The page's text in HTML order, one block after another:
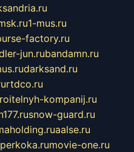
1-mus.ru
factory.ru
jun.rubandamn.ru
darksand.ru
rtdco.ru
kompanij.ru
snow-guard.ru
aalse.ru
perkoka.rumovie-one.ru